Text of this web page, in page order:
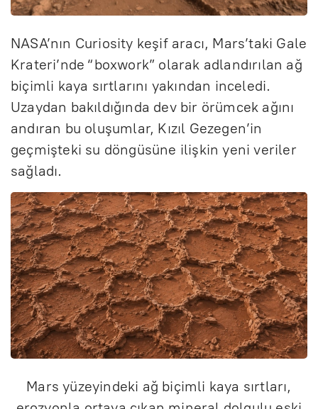
NASA’nın Curiosity keşif aracı, Mars’taki Gale
Krateri’nde “boxwork” olarak adlandırılan ağ
biçimli kaya sırtlarını yakından inceledi.
Uzaydan bakıldığında dev bir örümcek ağını
andıran bu oluşumlar, Kızıl Gezegen’in
geçmişteki su döngüsüne ilişkin yeni veriler
sağladı.
Mars yüzeyindeki ağ biçimli kaya sırtları,